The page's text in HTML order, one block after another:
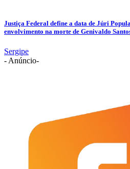
Justiça Federal define a data de Júri
envolvimento na morte de Genivaldo
Sergipe
- Anúncio-